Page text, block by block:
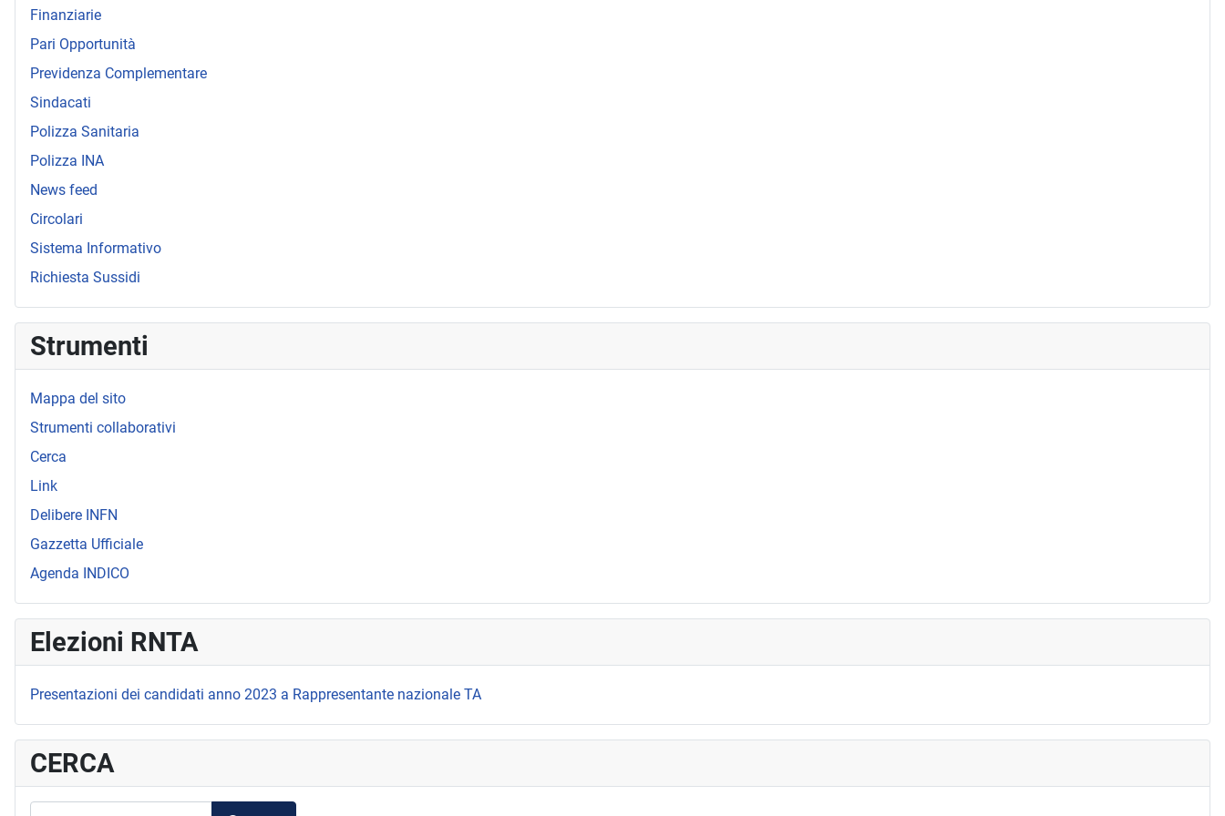
Finanziarie
Pari Opportunità
Previdenza Complementare
Sindacati
Polizza Sanitaria
Polizza INA
News feed
Circolari
Sistema Informativo
Richiesta Sussidi
Strumenti
Mappa del sito
Strumenti collaborativi
Cerca
Link
Delibere INFN
Gazzetta Ufficiale
Agenda INDICO
Elezioni RNTA
Presentazioni dei candidati anno 2023 a Rappresentante nazionale TA
CERCA